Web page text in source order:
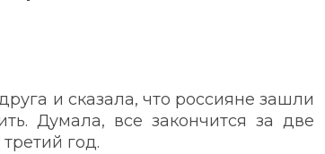
и сказала, что россияне зашли
Думала, все закончится за две
год.